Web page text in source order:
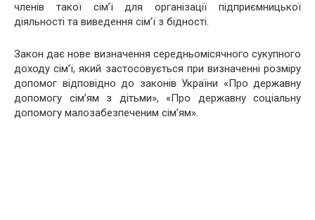
членів такої сім’ї для організації підприємницької
діяльності та виведення сім’ї з бідності.
Закон дає нове визначення середньомісячного сукупного
доходу сім’ї, який застосовується при визначенні розміру
допомог відповідно до законів України «Про державну
допомогу сім’ям з дітьми», «Про державну соціальну
допомогу малозабезпеченим сім’ям».